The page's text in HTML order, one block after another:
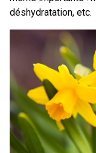
déshydratation, etc.